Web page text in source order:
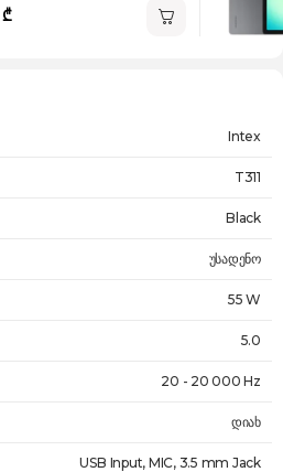
Intex
T311
Black
უსადენო
55 W
5.0
20 - 20 000 Hz
დიახ
USB Input, MIC, 3.5 mm Jack